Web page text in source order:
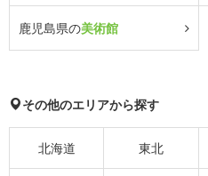
鹿児島県の美術館
その他のエリアから探す
北海道 東北